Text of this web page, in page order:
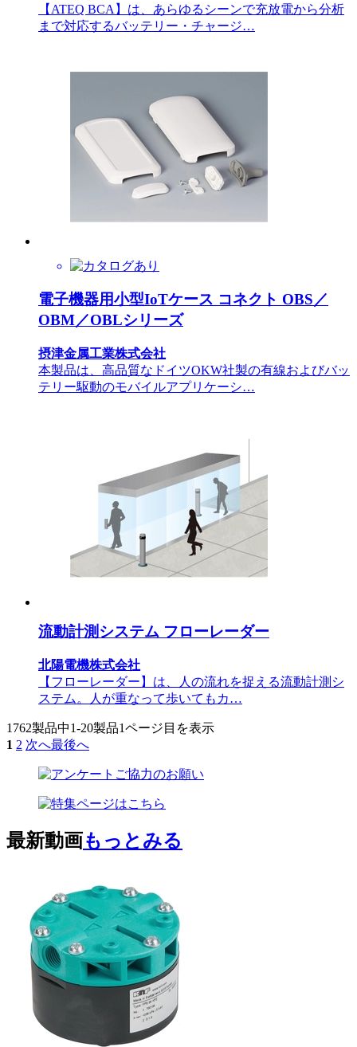
【ATEQ BCA】は、あらゆるシーンで充放電から分析
まで対応するバッテリー・チャージ…
電子機器用小型IoTケース コネクト OBS／
OBM／OBLシリーズ
摂津金属工業株式会社
本製品は、高品質なドイツOKW社製の有線およびバッ
テリー駆動のモバイルアプリケーシ…
流動計測システム フローレーダー
北陽電機株式会社
【フローレーダー】は、人の流れを捉える流動計測シ
ステム。人が重なって歩いてもカ…
1762製品中1-20製品1ページ目を表示
1 2 次へ最後へ
最新動画もっとみる